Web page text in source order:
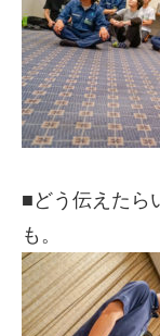
■どう伝えたら
も。